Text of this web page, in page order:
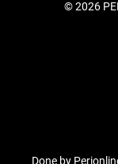
© 2026
Done by